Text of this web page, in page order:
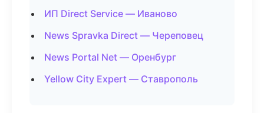
ИП Direct Service — Иваново
News Spravka Direct — Череповец
News Portal Net — Оренбург
Yellow City Expert — Ставрополь